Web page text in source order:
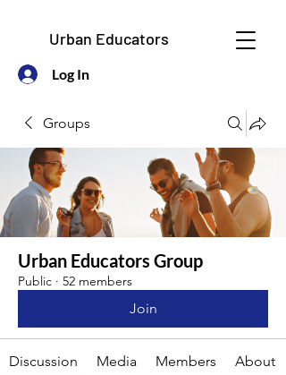
Urban Educators
Log In
Groups
Urban Educators Group
Public · 52 members
Join
Discussion Media Members About